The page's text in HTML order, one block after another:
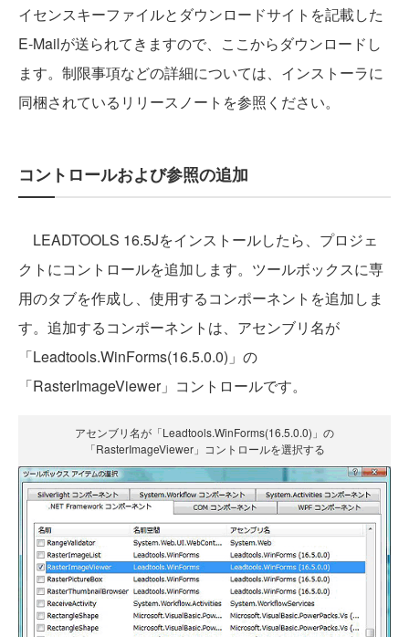
イセンスキーファイルとダウンロードサイトを記載した
E-Mailが送られてきますので、ここからダウンロードし
ます。制限事項などの詳細については、インストーラに
同梱されているリリースノートを参照ください。
コントロールおよび参照の追加
LEADTOOLS 16.5Jをインストールしたら、プロジェ
クトにコントロールを追加します。ツールボックスに専
用のタブを作成し、使用するコンポーネントを追加しま
す。追加するコンポーネントは、アセンブリ名が
「Leadtools.WinForms(16.5.0.0)」の
「RasterImageViewer」コントロールです。
アセンブリ名が「Leadtools.WinForms(16.5.0.0)」の
「RasterImageViewer」コントロールを選択する